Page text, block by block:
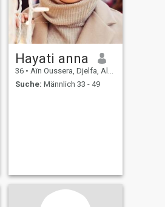
Hayati anna
36 • Aïn Oussera, Djelfa, Algerien
Suche: Männlich 33 - 49